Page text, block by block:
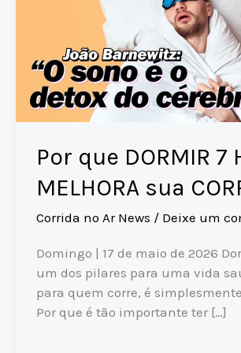
Por que DORMIR 7
MELHORA sua
Corrida no Ar News / Deixe um
Domingo | 17 de maio de 2026
um dos pilares para uma vida
para quem corre, é
Por que é tão importante ter […]